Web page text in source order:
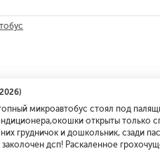
микроавтобус стоял под
открыты только
грудничок и дошкольник, сзади
заколочен дсп! Раскаленное